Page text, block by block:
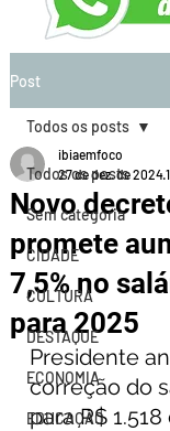
Post
Todos os posts
Sem categoria
CIDADE
CULTURA
DESTAQUE
ECONOMIA
EDUCAÇÃO
Todos os posts
Novo
promete
7,5% no
para 2025
ibiaemfoco
27 de dez. de 2024
Presidente
correção do
para R$ 1.518